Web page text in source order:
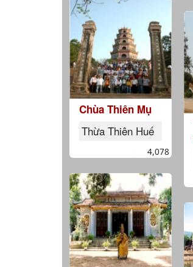
Chùa Thiên Mụ
Thừa Thiên Huế
4,078